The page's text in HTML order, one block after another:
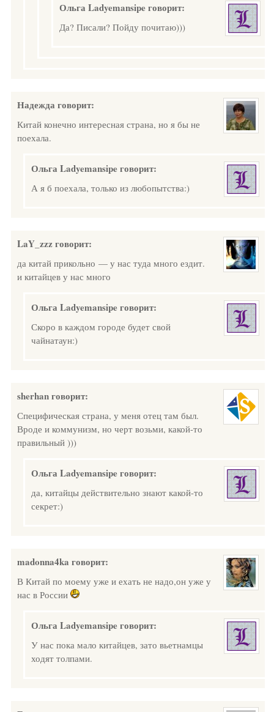
Ольга Ladyemansipe говорит:
Да? Писали? Пойду почитаю)))
Надежда говорит:
Китай конечно интересная страна, но я бы не
поехала.
Ольга Ladyemansipe говорит:
А я б поехала, только из любопытства:)
LaY_zzzговорит:
да китай прикольно — у нас туда много ездит.
и китайцев у нас много
Ольга Ladyemansipe говорит:
Скоро в каждом городе будет свой
чайнатаун:)
sherhanговорит:
Специфическая страна, у меня отец там был.
Вроде и коммунизм, но черт возьми, какой-то
правильный )))
Ольга Ladyemansipe говорит:
да, китайцы действительно знают какой-то
секрет:)
madonna4ka говорит:
В Китай по моему уже и ехать не надо,он уже у
нас в России
Ольга Ladyemansipe говорит:
У нас пока мало китайцев, зато вьетнамцы
ходят толпами.